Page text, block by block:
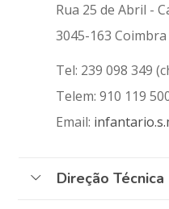
Rua 25 de Abril -
3045-163 Coimbra
Tel: 239 098 349
Telem: 910 119
Email:
Direção Técnica